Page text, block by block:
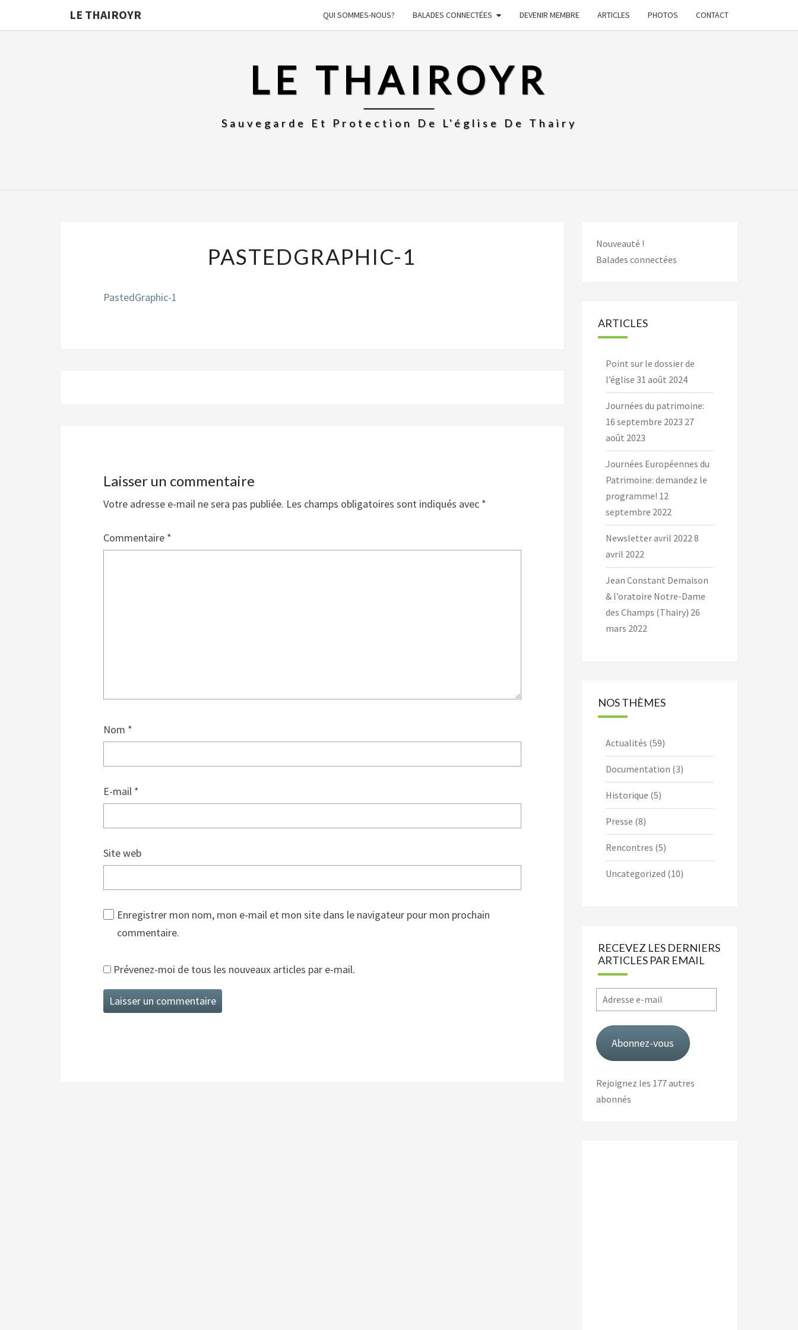
LE THAIROYR QUI SOMMES-NOUS? BALADES CONNECTÉES DEVENIR MEMBRE ARTICLES PHOTOS CONTACT
LE THAIROYR
Sauvegarde Et Protection De L'église De Thairy
1
PASTEDGRAPHIC-1
PastedGraphic-1
Laisser un commentaire
Votre adresse e-mail ne sera pas publiée. Les champs obligatoires sont indiqués avec *
Commentaire *
Nom *
E-mail *
Site web
Enregistrer mon nom, mon e-mail et mon site dans le navigateur pour mon prochain
commentaire.
Prévenez-moi de tous les nouveaux articles par e-mail.
Nouveauté !
Balades connectées
ARTICLES
Point sur le dossier de
l’église 31 août 2024
Journées du patrimoine:
16 septembre 2023 27
août 2023
Journées Européennes du
Patrimoine: demandez le
programme! 12
septembre 2022
Newsletter avril 20228
avril 2022
Jean Constant Demaison
& l’oratoire Notre-Dame
des Champs (Thairy) 26
mars 2022
NOS THÈMES
Actualités (59)
Documentation (3)
Historique (5)
Presse (8)
Rencontres (5)
Uncategorized (10)
RECEVEZ LES DERNIERS
ARTICLES PAR EMAIL
Adresse
e-
mail
Abonnez-vous
Rejoignez les 177 autres
abonnés